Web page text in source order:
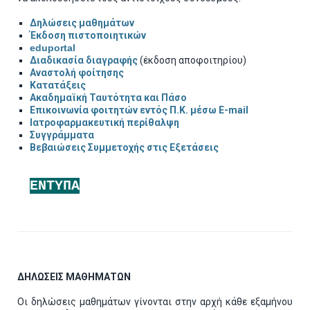
Δηλώσεις μαθημάτων
Έκδοση πιστοποιητικών
eduportal
Διαδικασία διαγραφής(έκδοση αποφοιτηρίου)
Αναστολή φοίτησης
Κατατάξεις
Ακαδημαϊκή Ταυτότητα και Πάσο
Επικοινωνία φοιτητών εντός Π.Κ. μέσω E-mail
Ιατροφαρμακευτική περίθαλψη
Συγγράμματα
Βεβαιώσεις Συμμετοχής στις Εξετάσεις
ΕΝΤΥΠΑ
ΔΗΛΩΣΕΙΣ ΜΑΘΗΜΑΤΩΝ
Οι δηλώσεις μαθημάτων γίνονται στην αρχή κάθε εξαμήνου